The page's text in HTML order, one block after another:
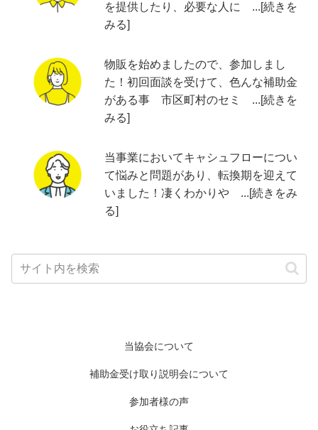
を提供したり、必要な人に ...[続きを
みる]
物販を始めましたので、参加しまし
た！初回面談を受けて、色んな補助金
がある事 市区町村のセミ ...[続きを
みる]
当事業においてキャシュフローについ
て悩みと問題があり、転換期を迎えて
いました！凄くわかりや ...[続きをみ
る]
当協会について
補助金受け取り説明会について
参加者様の声